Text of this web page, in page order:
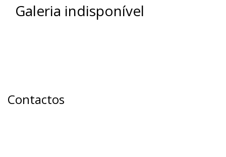
Galeria indisponível
Contactos